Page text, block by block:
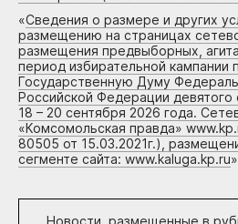
«Сведения о размере и других
размещению на страницах
размещения предвыборных,
период избирательной кампании
Государственную Думу
Российской Федерации девятого
18 – 20 сентября 2026 года.
«Комсомольская правда»
80505 от 15.03.2021г.),
сегменте сайта: www.kaluga.kp.ru»
Новости, размещенные в